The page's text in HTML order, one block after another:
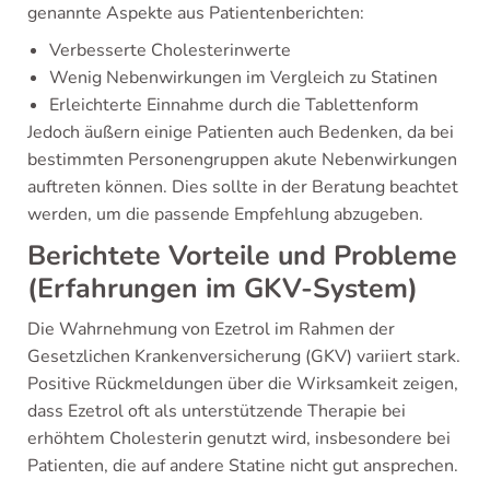
genannte Aspekte aus Patientenberichten:
Verbesserte Cholesterinwerte
Wenig Nebenwirkungen im Vergleich zu Statinen
Erleichterte Einnahme durch die Tablettenform
Jedoch äußern einige Patienten auch Bedenken, da bei
bestimmten Personengruppen akute Nebenwirkungen
auftreten können. Dies sollte in der Beratung beachtet
werden, um die passende Empfehlung abzugeben.
Berichtete Vorteile und Probleme
(Erfahrungen im GKV-System)
Die Wahrnehmung von Ezetrol im Rahmen der
Gesetzlichen Krankenversicherung (GKV) variiert stark.
Positive Rückmeldungen über die Wirksamkeit zeigen,
dass Ezetrol oft als unterstützende Therapie bei
erhöhtem Cholesterin genutzt wird, insbesondere bei
Patienten, die auf andere Statine nicht gut ansprechen.